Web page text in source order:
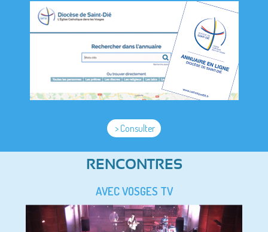
> Consulter
RENCONTRES
AVEC VOSGES TV